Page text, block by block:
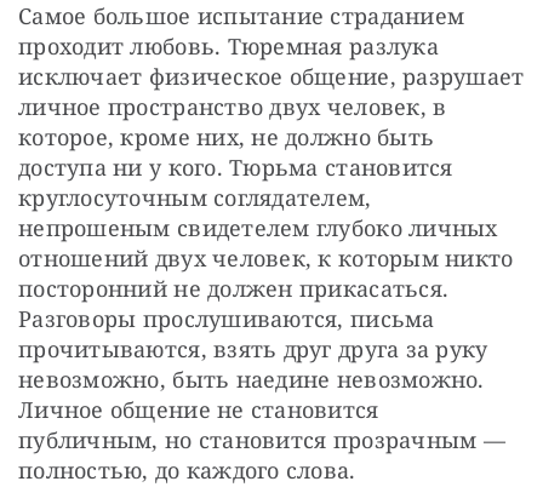
Самое большое испытание страданием
проходит любовь. Тюремная разлука
исключает физическое общение, разрушает
личное пространство двух человек, в
которое, кроме них, не должно быть
доступа ни у кого. Тюрьма становится
круглосуточным соглядателем,
непрошеным свидетелем глубоко личных
отношений двух человек, к которым никто
посторонний не должен прикасаться.
Разговоры прослушиваются, письма
прочитываются, взять друг друга за руку
невозможно, быть наедине невозможно.
Личное общение не становится
публичным, но становится прозрачным —
полностью, до каждого слова.